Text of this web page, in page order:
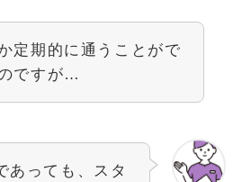
定期的に通うことがで
ですが…
あっても、スタ